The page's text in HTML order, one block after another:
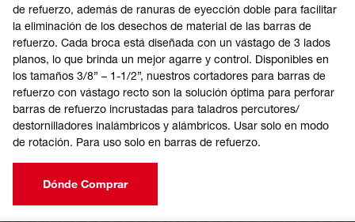
de refuerzo, además de ranuras de eyección doble para facilitar
la eliminación de los desechos de material de las barras de
refuerzo. Cada broca está diseñada con un vástago de 3 lados
planos, lo que brinda un mejor agarre y control. Disponibles en
los tamaños 3/8” – 1-1/2”, nuestros cortadores para barras de
refuerzo con vástago recto son la solución óptima para perforar
barras de refuerzo incrustadas para taladros percutores/
destornilladores inalámbricos y alámbricos. Usar solo en modo
de rotación. Para uso solo en barras de refuerzo.
Dónde Comprar